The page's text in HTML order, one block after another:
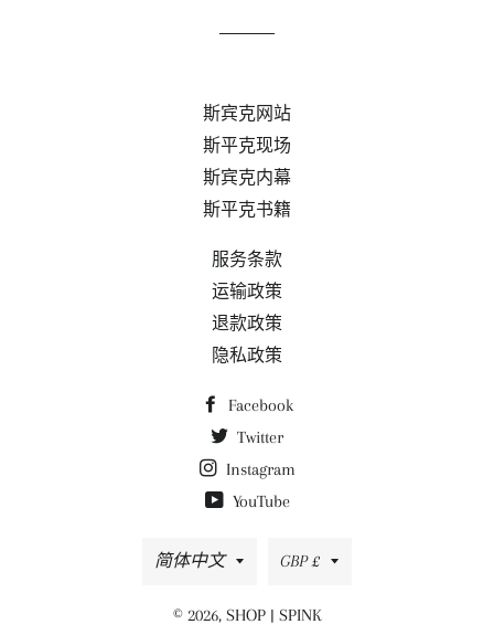
斯宾克网站
斯平克现场
斯宾克内幕
斯平克书籍
服务条款
运输政策
退款政策
隐私政策
Facebook
Twitter
Instagram
YouTube
语
简体中文
货
GBP £
© 2026, SHOP | SPINK